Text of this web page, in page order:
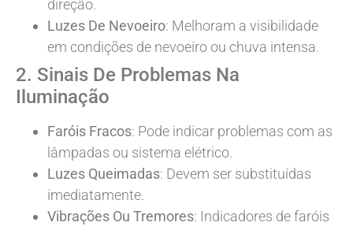
direção.
Luzes De Nevoeiro: Melhoram a visibilidade
em condições de nevoeiro ou chuva intensa.
2. Sinais De Problemas Na
Iluminação
Faróis Fracos: Pode indicar problemas com as
lâmpadas ou sistema elétrico.
Luzes Queimadas: Devem ser substituídas
imediatamente.
Vibrações Ou Tremores: Indicadores de faróis